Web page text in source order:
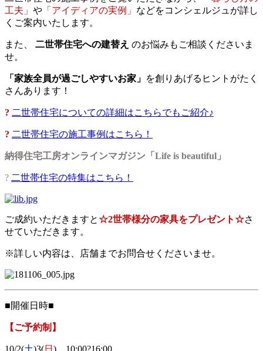
工夫」 や 「アイディアの実例」 などをコンシェルジュが詳し
くご案内いたします。
また、 二世帯住宅への建替え のお悩みもご相談くださいま
せ。
「家族全員が過ごしやすいお家」 を創りあげるヒントがたく
さんあります！
? 二世帯住宅についての詳細はこちらでもご紹介♪
? 二世帯住宅の施工事例はこちら！
納得住宅工房オンラインマガジン「Life is beautiful」
? 二世帯住宅の特集はこちら！
ご成約いただきますと☆2世帯様分の家具をプレゼント☆さ
せていただきます。
※詳しい内容は、店舗までお問合せくださいませ。
■開催日時■
【ご予約制】
10/2(土)3(日 ) 10:00?16:00